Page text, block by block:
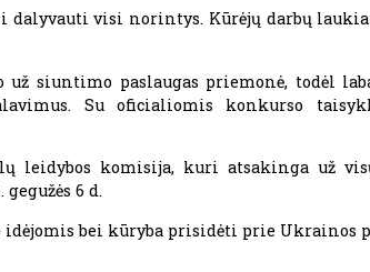
dalyvauti visi norintys. Kūrėjų darbų
siuntimo paslaugas priemonė, todėl
Su oficialiomis konkurso
leidybos komisija, kuri atsakinga už
6 d.
bei kūryba prisidėti prie Ukrainos